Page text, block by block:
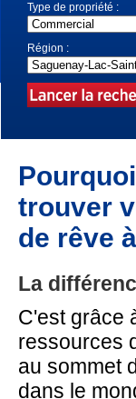
Type de propriété :
Région :
trouver
de rêve
La
C'est grâce
ressources
au sommet
dans le